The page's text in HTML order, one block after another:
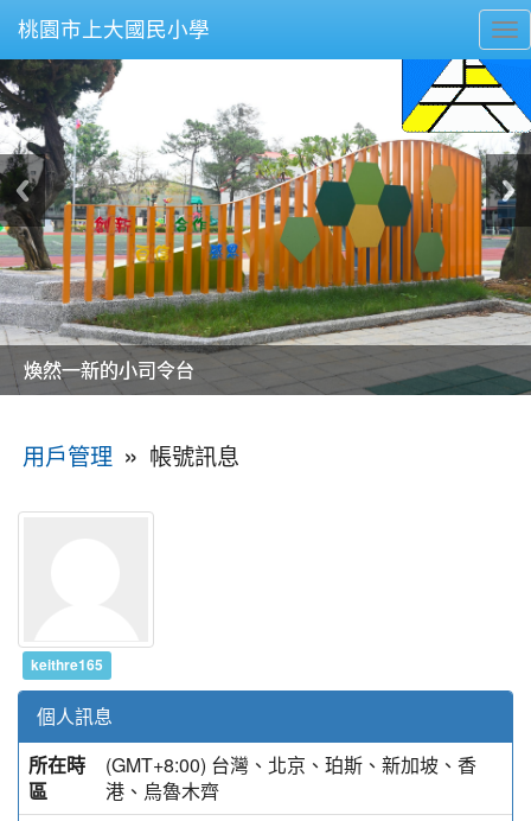
桃園市上大國民小學
美麗的操場是我們活力的來源
美麗的操場是我們活力的來源
煥然一新的小司令台
煥然一新的小司令台
富含桃園埤塘田園風光意象的中廊
富含桃園埤塘田園風光意象的中廊
嶄新的中庭廣場
嶄新的中庭廣場
水生池生生不息
水生池生生不息
用戶管理 » 帳號訊息
keithre165
個人訊息
所在時
區
(GMT+8:00) 台灣、北京、珀斯、新加坡、香
港、烏魯木齊